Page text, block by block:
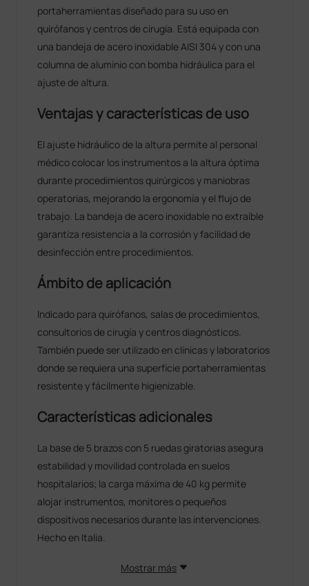
portaherramientas diseñado para su uso en
quirófanos y centros de cirugía. Está equipada con
una bandeja de acero inoxidable AISI 304 y con una
columna de aluminio con bomba hidráulica para el
ajuste de altura.
Ventajas y características de uso
El ajuste hidráulico de la altura permite al personal
médico colocar los instrumentos a la altura óptima
durante procedimientos quirúrgicos y maniobras
operatorias, mejorando la ergonomía y el flujo de
trabajo. La bandeja de acero inoxidable no extraíble
garantiza resistencia a la corrosión y facilidad de
desinfección entre procedimientos.
Ámbito de aplicación
Indicado para quirófanos, salas de procedimientos,
consultorios de cirugía y centros diagnósticos.
También puede ser utilizado en clínicas y laboratorios
donde se requiera una superficie portaherramientas
resistente y fácilmente higienizable.
Características adicionales
La base de 5 brazos con 5 ruedas giratorias asegura
estabilidad y movilidad controlada en suelos
hospitalarios; la carga máxima de 40 kg permite
alojar instrumentos, monitores o pequeños
dispositivos necesarios durante las intervenciones.
Hecho en Italia.
Mostrar más